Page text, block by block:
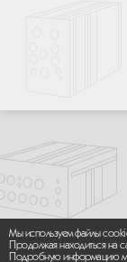
Мы используем файлы
Продолжая находиться на
Подробную информацию